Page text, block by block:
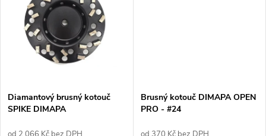
Diamantový brusný kotouč
SPIKE DIMAPA
Brusný kotouč DIMAPA OPEN
PRO - #24